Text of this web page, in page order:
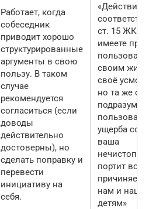
Работает, когда
собеседник
приводит хорошо
структурированные
аргументы в свою
пользу. В таком
случае
рекомендуется
согласиться (если
доводы
действительно
достоверны), но
сделать поправку и
перевести
инициативу на
себя.
ст. 15 ЖК
имеете
своим
своё
но та же
ущерба
ваша
портит
причиняет
нам и
детям»